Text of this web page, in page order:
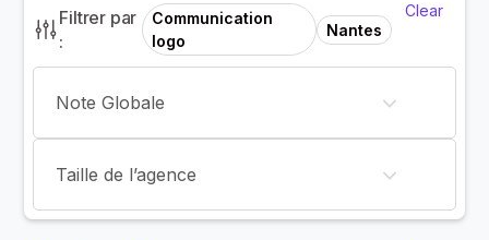
Filtrer par
:
Communication
logo
Nantes
Clear
Note Globale
Taille de l’agence